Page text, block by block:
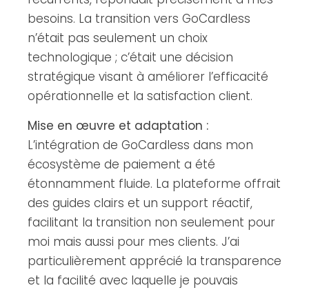
besoins. La transition vers GoCardless
n’était pas seulement un choix
technologique ; c’était une décision
stratégique visant à améliorer l’efficacité
opérationnelle et la satisfaction client.
Mise en œuvre et adaptation :
L’intégration de GoCardless dans mon
écosystème de paiement a été
étonnamment fluide. La plateforme offrait
des guides clairs et un support réactif,
facilitant la transition non seulement pour
moi mais aussi pour mes clients. J’ai
particulièrement apprécié la transparence
et la facilité avec laquelle je pouvais